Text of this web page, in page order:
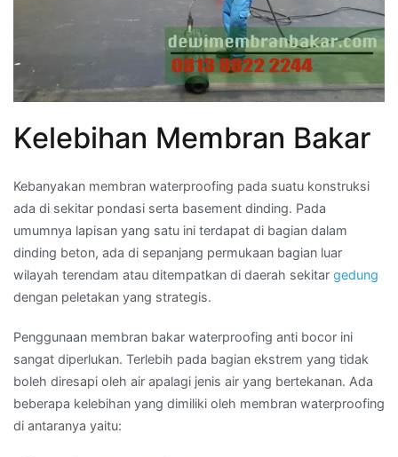
Kelebihan Membran Bakar
Kebanyakan membran waterproofing pada suatu konstruksi
ada di sekitar pondasi serta basement dinding. Pada
umumnya lapisan yang satu ini terdapat di bagian dalam
dinding beton, ada di sepanjang permukaan bagian luar
wilayah terendam atau ditempatkan di daerah sekitar gedung
dengan peletakan yang strategis.
Penggunaan membran bakar waterproofing anti bocor ini
sangat diperlukan. Terlebih pada bagian ekstrem yang tidak
boleh diresapi oleh air apalagi jenis air yang bertekanan. Ada
beberapa kelebihan yang dimiliki oleh membran waterproofing
di antaranya yaitu: